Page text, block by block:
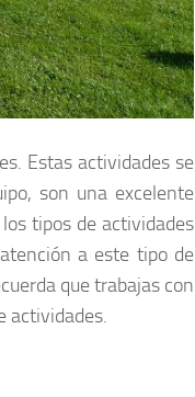
Estas actividades se
son una excelente
tipos de actividades
a este tipo de
que trabajas con
actividades.